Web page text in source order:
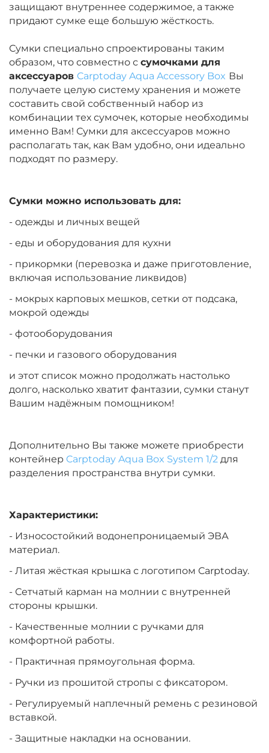
защищают внутреннее содержимое, а также
придают сумке еще большую жёсткость.
Сумки специально спроектированы таким
образом, что совместно с сумочками для
аксессуаров Carptoday Aqua Accessory Box Вы
получаете целую систему хранения и можете
составить свой собственный набор из
комбинации тех сумочек, которые необходимы
именно Вам! Сумки для аксессуаров можно
располагать так, как Вам удобно, они идеально
подходят по размеру.
Сумки можно использовать для:
- одежды и личных вещей
- еды и оборудования для кухни
- прикормки (перевозка и даже приготовление,
включая использование ликвидов)
- мокрых карповых мешков, сетки от подсака,
мокрой одежды
- фотооборудования
- печки и газового оборудования
и этот список можно продолжать настолько
долго, насколько хватит фантазии, сумки станут
Вашим надёжным помощником!
Дополнительно Вы также можете приобрести
контейнер Carptoday Aqua Box System 1/2 для
разделения пространства внутри сумки.
Характеристики:
- Износостойкий водонепроницаемый ЭВА
материал.
- Литая жёсткая крышка с логотипом Carptoday.
- Сетчатый карман на молнии с внутренней
стороны крышки.
- Качественные молнии с ручками для
комфортной работы.
- Практичная прямоугольная форма.
- Ручки из прошитой стропы с фиксатором.
- Регулируемый наплечный ремень с резиновой
вставкой.
- Защитные накладки на основании.